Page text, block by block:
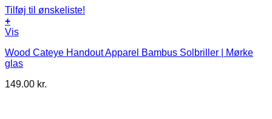
Tilføj til ønskeliste!
+
Vis
Wood Cateye Handout Apparel Bambus Solbriller | Mørke
glas
149.00 kr.